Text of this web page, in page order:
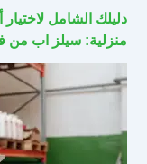
دليلك الشامل
منزلية: سيلز اب من